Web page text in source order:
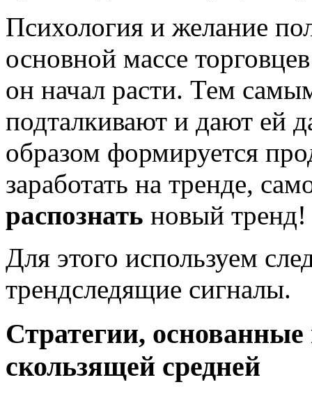
Психология и желание
основной массе
он начал расти. Тем
подталкивают и дают ей
образом формируется
заработать на тренде,
распознать новый тренд!
Для этого используем
трендследящие сигналы.
Стратегии,
скользящей средней